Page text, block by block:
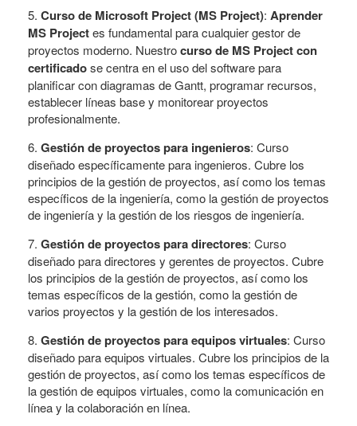
5. Curso de Microsoft Project (MS Project): Aprender
MS Projectes fundamental para cualquier gestor de
proyectos moderno. Nuestrocurso de MS Project con
certificadose centra en el uso del software para
planificar con diagramas de Gantt, programar recursos,
establecer líneas base y monitorear proyectos
profesionalmente.
6. Gestión de proyectos para ingenieros: Curso
diseñado específicamente para ingenieros. Cubre los
principios de la gestión de proyectos, así como los temas
específicos de la ingeniería, como la gestión de proyectos
de ingeniería y la gestión de los riesgos de ingeniería.
7. Gestión de proyectos para directores: Curso
diseñado para directores y gerentes de proyectos. Cubre
los principios de la gestión de proyectos, así como los
temas específicos de la gestión, como la gestión de
varios proyectos y la gestión de los interesados.
8. Gestión de proyectos para equipos virtuales: Curso
diseñado para equipos virtuales. Cubre los principios de la
gestión de proyectos, así como los temas específicos de
la gestión de equipos virtuales, como la comunicación en
línea y la colaboración en línea.